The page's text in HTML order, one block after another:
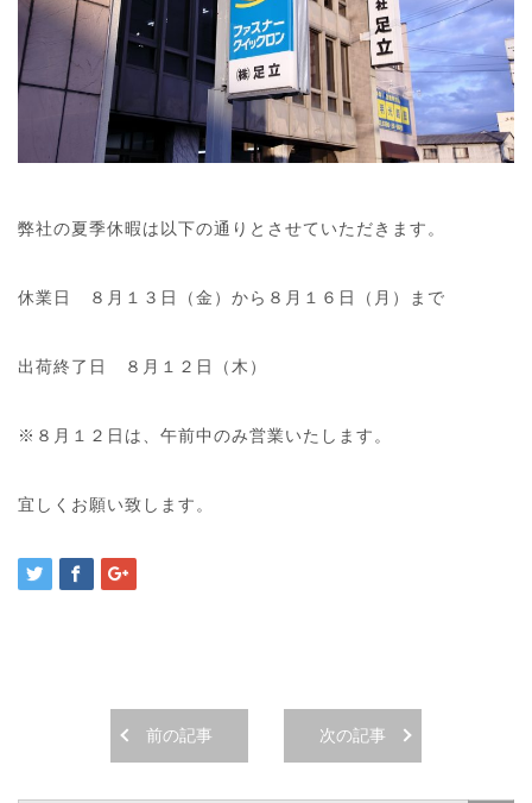
弊社の夏季休暇は以下の通りとさせていただきます。
休業日 ８月１３日（金）から８月１６日（月）まで
出荷終了日 ８月１２日（木）
※８月１２日は、午前中のみ営業いたします。
宜しくお願い致します。
前の記事 次の記事